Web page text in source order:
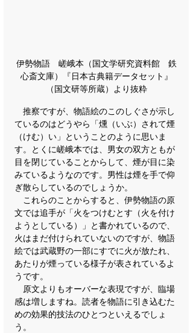
伊勢物語　嵯峨本（国文学研究資料館　鉄
心斎文庫）『日本古典籍データセット』
（国文研等所蔵）より抜粋
推察ですが、物語絵のこのしぐさが示し
ているのはどうやら「燻（いぶ）されて煙
（けむ）い」ということのように思いま
す。とくに嵯峨本では、男女の双方ともが
目を閉じていることからして、煙が目に染
みているようなのです。男性は煙を手で仰
ぎ散らしているのでしょうか。
これらのことからすると、伊勢物語の原
文では追手が「火をつけむとす（火を付け
ようとしている）」と書かれているので、
火はまだ付けられていないのですが、物語
絵では武蔵野の一部にすでに火が放たれ、
あたりが煙っている様子が表されているよ
うです。
原文よりもオーバーな表現ですが、臨場
感は増しますね。読者を物語に引き込むた
めの効果的技法のひとつといえるでしょ
う。